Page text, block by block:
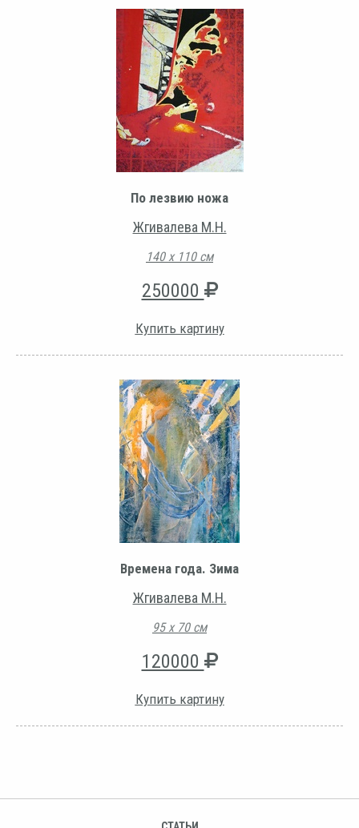
По лезвию ножа
Жгивалева М.Н.
140 х 110 см
250000
Купить картину
Времена года. Зима
Жгивалева М.Н.
95 х 70 см
120000
Купить картину